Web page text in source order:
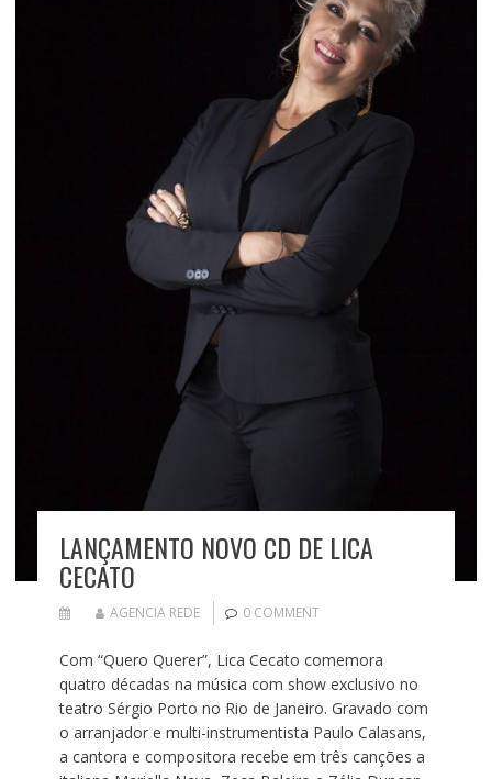
LANÇAMENTO NOVO CD DE LICA
CECATO
AGENCIA REDE 0 COMMENT
Com “Quero Querer”, Lica Cecato comemora
quatro décadas na música com show exclusivo no
teatro Sérgio Porto no Rio de Janeiro. Gravado com
o arranjador e multi-instrumentista Paulo Calasans,
a cantora e compositora recebe em três canções a